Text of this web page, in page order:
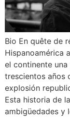
Bio En quête de
Hispanoamérica
el continente
trescientos años
explosión
Esta historia de
ambigüedades y